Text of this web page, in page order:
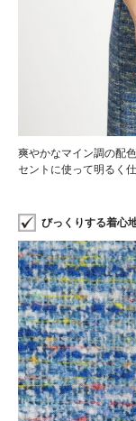
爽やかなマイン調の配
セントに使って明るく
びっくりする着心